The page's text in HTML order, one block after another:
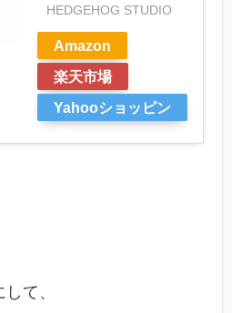
HEDGEHOG STUDIO
Amazon
楽天市場
Yahooショッピン
て、